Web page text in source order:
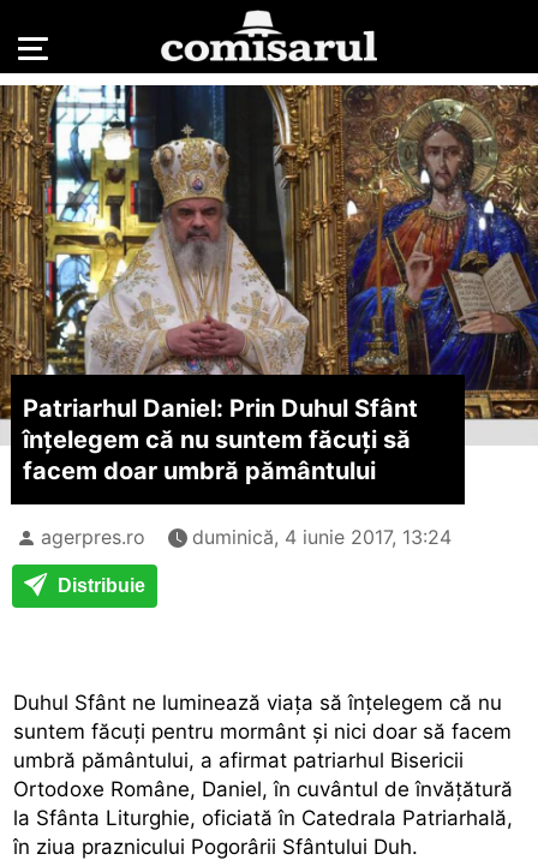
Patriarhul Daniel: Prin Duhul Sfânt
înțelegem că nu suntem făcuți să
facem doar umbră pământului
agerpres.ro duminică, 4 iunie 2017, 13:24
Distribuie
Duhul Sfânt ne luminează viața să înțelegem că nu
suntem făcuți pentru mormânt și nici doar să facem
umbră pământului, a afirmat patriarhul Bisericii
Ortodoxe Române, Daniel, în cuvântul de învățătură
la Sfânta Liturghie, oficiată în Catedrala Patriarhală,
în ziua praznicului Pogorârii Sfântului Duh.